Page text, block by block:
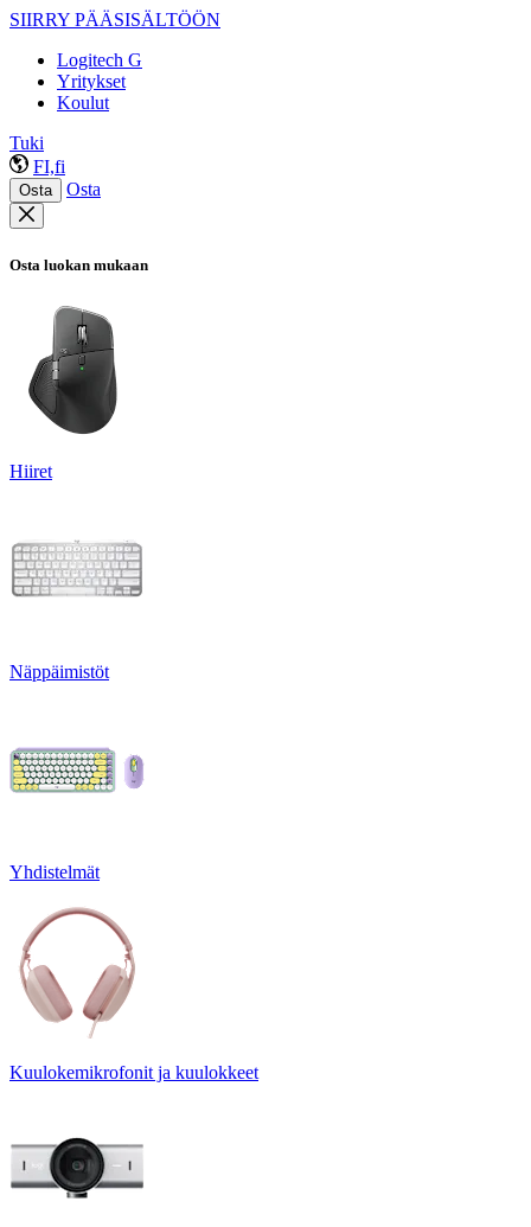
SIIRRY PÄÄSISÄLTÖÖN
Logitech G
Yritykset
Koulut
Tuki
FI,fi
Osta Osta
Osta luokan mukaan
Hiiret
Näppäimistöt
Yhdistelmät
Kuulokemikrofonit ja kuulokkeet